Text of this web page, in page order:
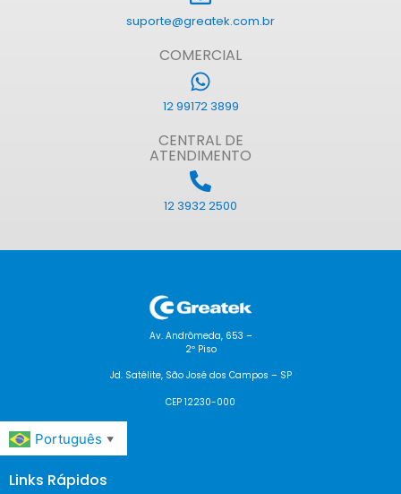
suporte@greatek.com.br
COMERCIAL
12 99172 3899
CENTRAL DE
ATENDIMENTO
12 3932 2500
Av. Andrômeda, 653 –
2º Piso
Jd. Satélite, São José dos Campos – SP
CEP 12230-000
Português ▼
Links Rápidos